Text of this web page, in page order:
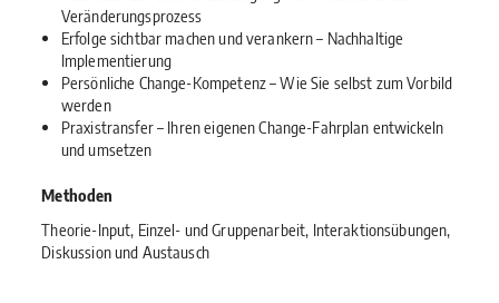
Veränderungsprozess
Erfolge sichtbar machen und verankern – Nachhaltige
Implementierung
Persönliche Change-Kompetenz – Wie Sie selbst zum Vorbild
werden
Praxistransfer – Ihren eigenen Change-Fahrplan entwickeln
und umsetzen
Methoden
Theorie-Input, Einzel- und Gruppenarbeit, Interaktionsübungen,
Diskussion und Austausch